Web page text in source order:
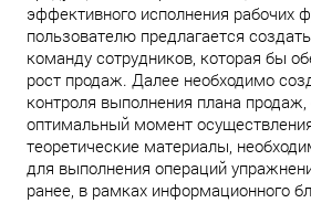
эффективного исполнения рабочих
пользователю предлагается
команду сотрудников, которая бы
рост продаж. Далее необходимо
контроля выполнения плана
оптимальный момент
теоретические материалы,
для выполнения операций
ранее, в рамках информационного